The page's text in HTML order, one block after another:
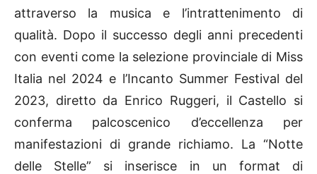
attraverso la musica e l’intrattenimento di
qualità. Dopo il successo degli anni precedenti
con eventi come la selezione provinciale di Miss
Italia nel 2024 e l’Incanto Summer Festival del
2023, diretto da Enrico Ruggeri, il Castello si
conferma palcoscenico d’eccellenza per
manifestazioni di grande richiamo. La “Notte
delle Stelle” si inserisce in un format di